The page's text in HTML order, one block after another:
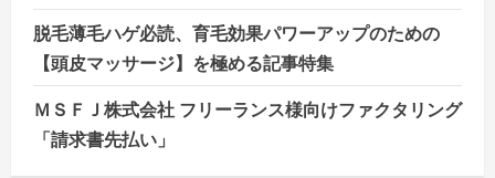
脱毛薄毛ハゲ必読、育毛効果パワーアップのための
【頭皮マッサージ】を極める記事特集
ＭＳＦＪ株式会社 フリーランス様向けファクタリング
「請求書先払い」